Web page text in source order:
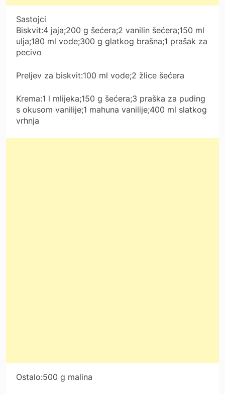
Sastojci
Biskvit:4 jaja;200 g šećera;2 vanilin šećera;150 ml
ulja;180 ml vode;300 g glatkog brašna;1 prašak za
pecivo
Preljev za biskvit:100 ml vode;2 žlice šećera
Krema:1 l mlijeka;150 g šećera;3 praška za puding
s okusom vanilije;1 mahuna vanilije;400 ml slatkog
vrhnja
Ostalo:500 g malina